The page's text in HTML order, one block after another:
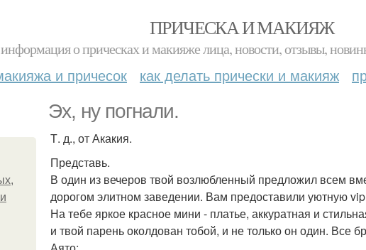
ПРИЧЕСКА И МАКИЯЖ
о прическах и макияже лица, новости, отзывы,
и причесок как делать прически и макияж
Эх, ну погнали.
Т. д., от Акакия.
Представь.
В один из вечеров твой возлюбленный предложил всем
дорогом элитном заведении. Вам предоставили уютную
На тебе яркое красное мини - платье, аккуратная и
и твой парень околдован тобой, и не только он один. Все